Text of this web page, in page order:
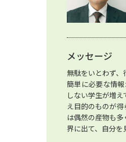
メッセージ
無駄をいとわず、
簡単に必要な情
しない学生が増
え目的のものが
は偶然の産物も
界に出て、自分を